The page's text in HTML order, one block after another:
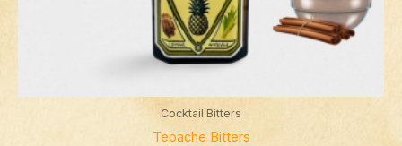
Cocktail Bitters
Tepache Bitters